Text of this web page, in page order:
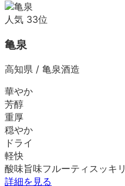
人気 33位
亀泉
高知県 / 亀泉酒造
華やか
芳醇
重厚
穏やか
ドライ
軽快
酸味旨味フルーティ スッキリ
詳細を見る